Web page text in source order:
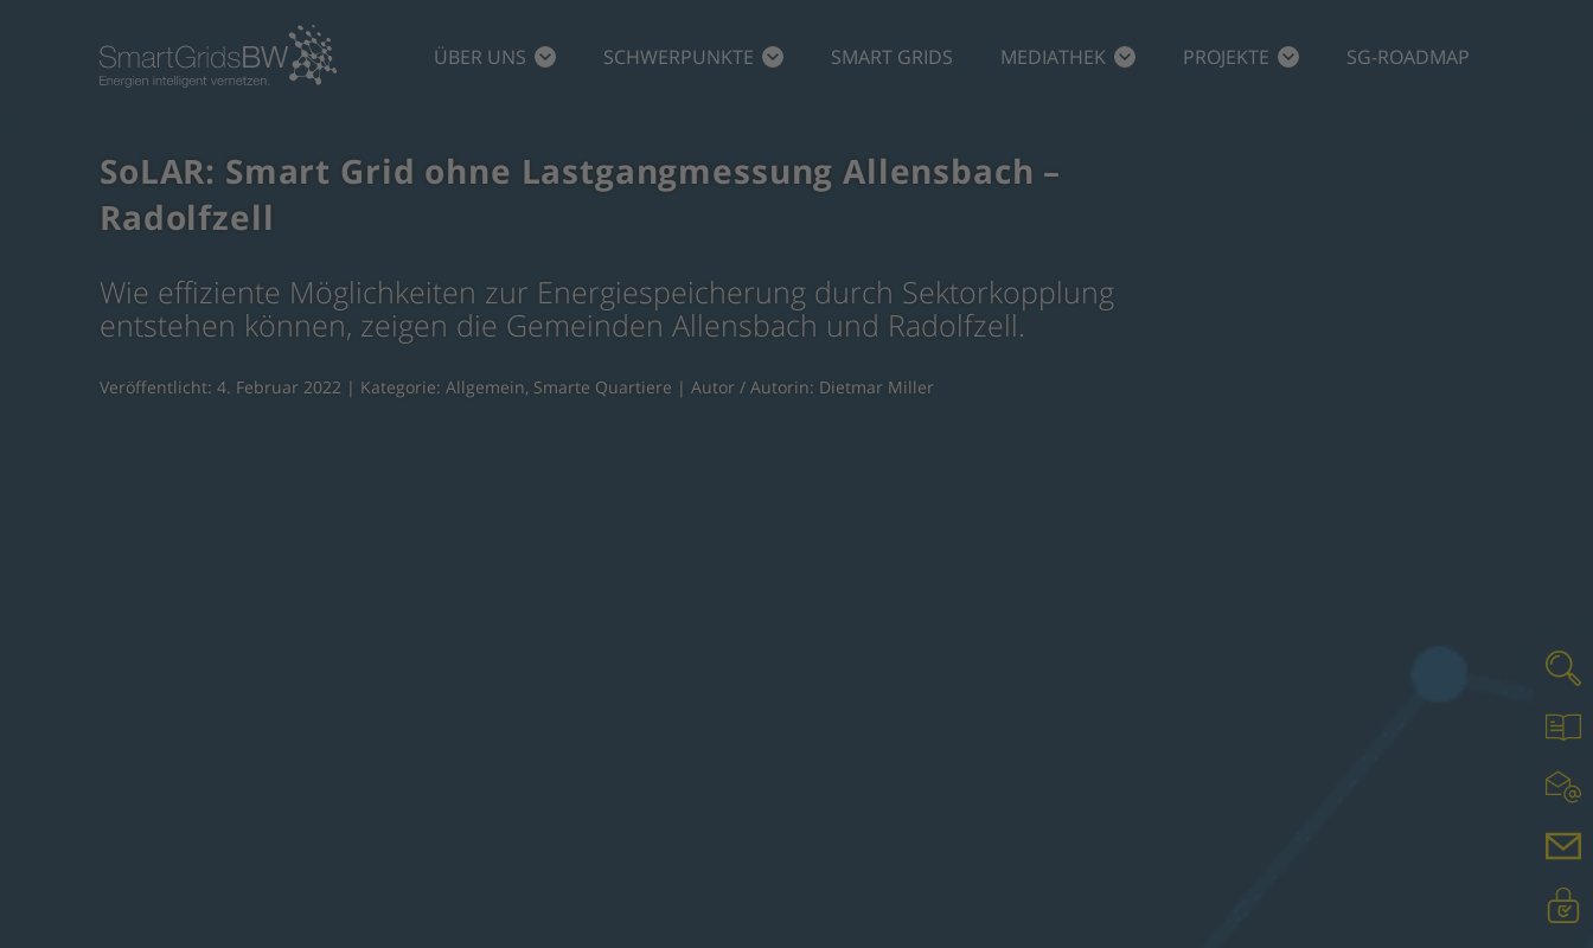
ÜBER UNS SCHWERPUNKTE SMART GRIDS MEDIATHEK PROJEKTE SG-ROADMAP
SoLAR: Smart Grid ohne Lastgangmessung Allensbach –
Radolfzell
Wie effiziente Möglichkeiten zur Energiespeicherung durch Sektorkopplung
entstehen können, zeigen die Gemeinden Allensbach und Radolfzell.
Veröffentlicht: 4. Februar 2022 | Kategorie: Allgemein, Smarte Quartiere | Autor / Autorin: Dietmar Miller